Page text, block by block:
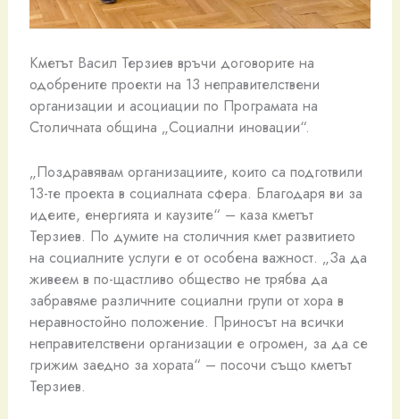
Кметът Васил Терзиев връчи договорите на
одобрените проекти на 13 неправителствени
организации и асоциации по Програмата на
Столичната община „Социални иновации“.
„Поздравявам организациите, които са подготвили
13-те проекта в социалната сфера. Благодаря ви за
идеите, енергията и каузите“ – каза кметът
Терзиев. По думите на столичния кмет развитието
на социалните услуги е от особена важност. „За да
живеем в по-щастливо общество не трябва да
забравяме различните социални групи от хора в
неравностойно положение. Приносът на всички
неправителствени организации е огромен, за да се
грижим заедно за хората“ – посочи също кметът
Терзиев.